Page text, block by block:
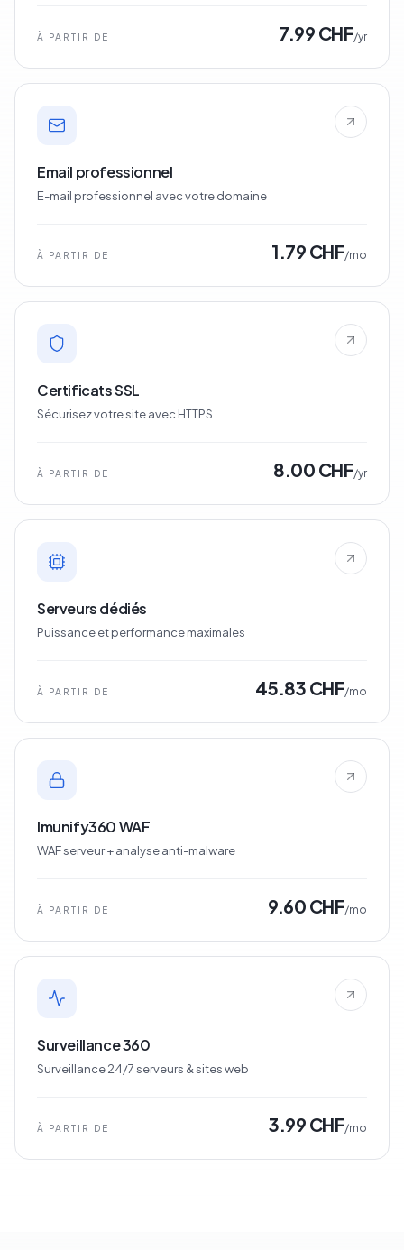
À PARTIR DE 7.99 CHF/yr
Email professionnel
E-mail professionnel avec votre domaine
À PARTIR DE 1.79 CHF/mo
Certificats SSL
Sécurisez votre site avec HTTPS
À PARTIR DE 8.00 CHF/yr
Serveurs dédiés
Puissance et performance maximales
À PARTIR DE 45.83 CHF/mo
Imunify360 WAF
WAF serveur + analyse anti-malware
À PARTIR DE 9.60 CHF/mo
Surveillance 360
Surveillance 24/7 serveurs & sites web
À PARTIR DE 3.99 CHF/mo